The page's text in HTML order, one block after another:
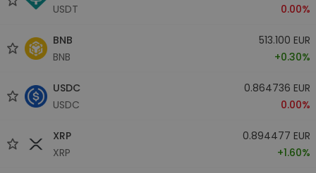
USDT
0.00%
BNB
BNB
513.100 EUR
+0.30%
USDC
USDC
0.864736 EUR
0.00%
XRP
XRP
0.894477 EUR
+1.60%